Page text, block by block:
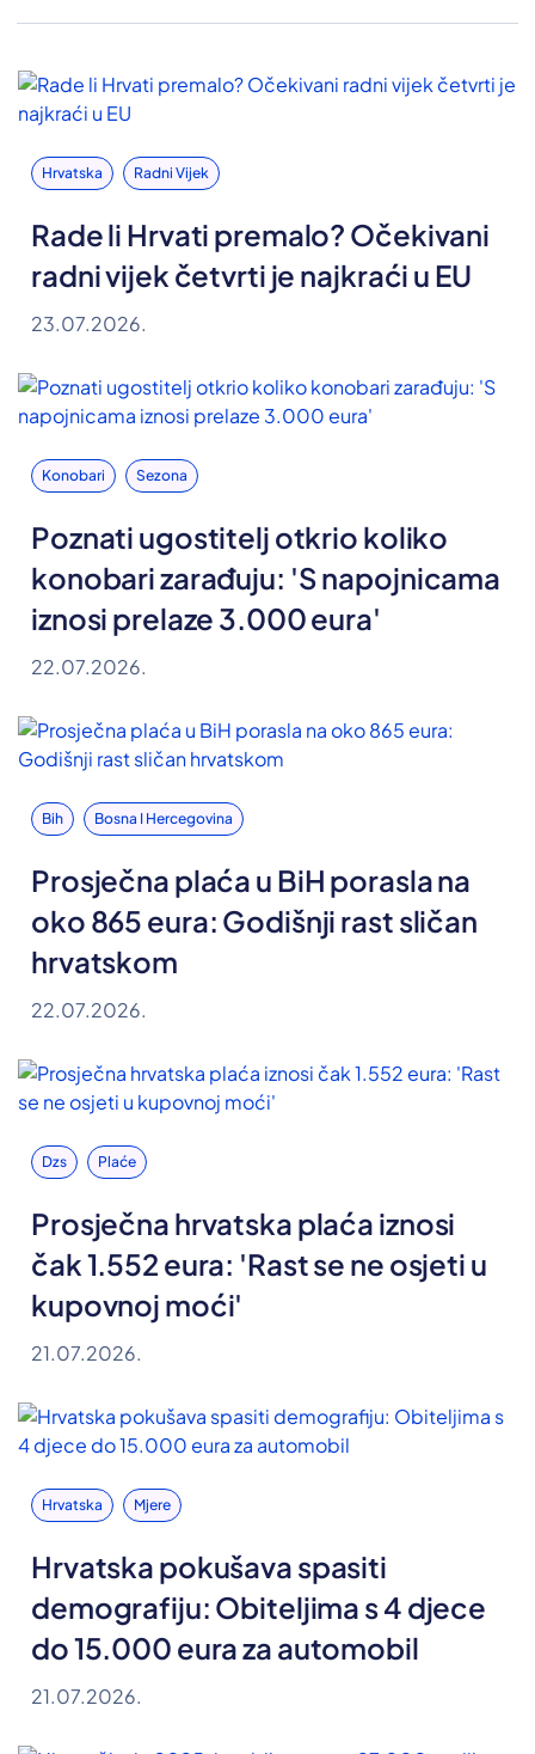
Hrvatska Radni Vijek
Rade li Hrvati premalo? Očekivani
radni vijek četvrti je najkraći u EU
23.07.2026.
Konobari Sezona
Poznati ugostitelj otkrio koliko
konobari zarađuju: 'S napojnicama
iznosi prelaze 3.000 eura'
22.07.2026.
Bih Bosna I Hercegovina
Prosječna plaća u BiH porasla na
oko 865 eura: Godišnji rast sličan
hrvatskom
22.07.2026.
Dzs Plaće
Prosječna hrvatska plaća iznosi
čak 1.552 eura: 'Rast se ne osjeti u
kupovnoj moći'
21.07.2026.
Hrvatska Mjere
Hrvatska pokušava spasiti
demografiju: Obiteljima s 4 djece
do 15.000 eura za automobil
21.07.2026.